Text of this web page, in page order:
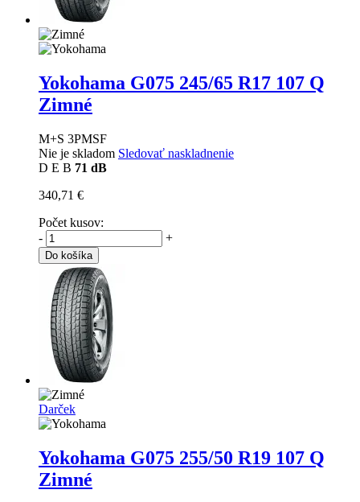
Yokohama G075 245/65 R17 107 Q
Zimné
M+S 3PMSF
Nie je skladom Sledovať naskladnenie
D E B 71 dB
340,71 €
Počet kusov:
-
+
Do košíka
Darček
Yokohama G075 255/50 R19 107 Q
Zimné